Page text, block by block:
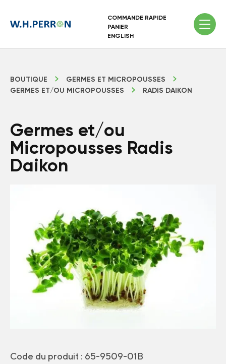
COMMANDE RAPIDE
PANIER
ENGLISH
BOUTIQUE
GERMES ET MICROPOUSSES
GERMES ET/OU MICROPOUSSES
RADIS DAIKON
Germes et/ou
Micropousses Radis
Daikon
Code du produit : 65-9509-01B